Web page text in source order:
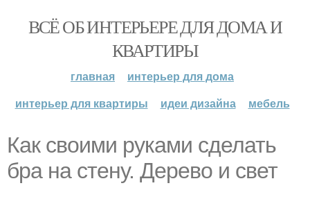
ВСЁ ОБ ИНТЕРЬЕРЕ ДЛЯ ДОМА И
КВАРТИРЫ
главная
интерьер для дома
интерьер для квартиры
идеи дизайна мебель
Как своими руками сделать
бра на стену. Дерево и свет